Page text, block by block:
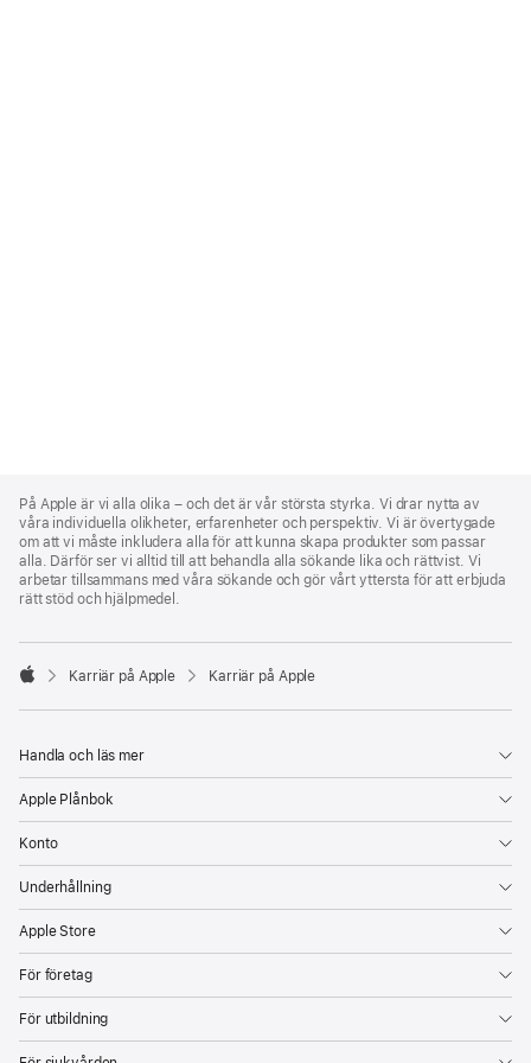
Footer
På Apple är vi alla olika – och det är vår största styrka. Vi drar nytta av
våra individuella olikheter, erfarenheter och perspektiv. Vi är övertygade
om att vi måste inkludera alla för att kunna skapa produkter som passar
alla. Därför ser vi alltid till att behandla alla sökande lika och rättvist. Vi
arbetar tillsammans med våra sökande och gör vårt yttersta för att erbjuda
rätt stöd och hjälpmedel.

Karriär på Apple Karriär på Apple
Handla och läs mer
Apple Plånbok
Konto
Underhållning
Apple Store
För företag
För utbildning